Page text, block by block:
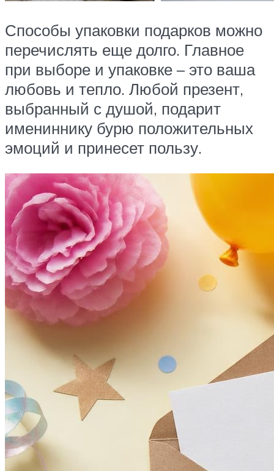
Способы упаковки подарков можно
перечислять еще долго. Главное
при выборе и упаковке – это ваша
любовь и тепло. Любой презент,
выбранный с душой, подарит
имениннику бурю положительных
эмоций и принесет пользу.